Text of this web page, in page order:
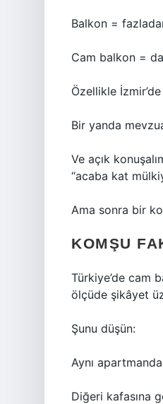
Balkon =
Cam balkon =
Özellikle
Bir yanda
Ve açık
“acaba kat
Ama sonra bir
KOMŞU
Türkiye’de cam
ölçüde şikâyet
Şunu düşün:
Aynı
Diğeri kafasına